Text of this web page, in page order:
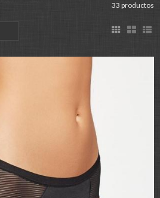
33 productos